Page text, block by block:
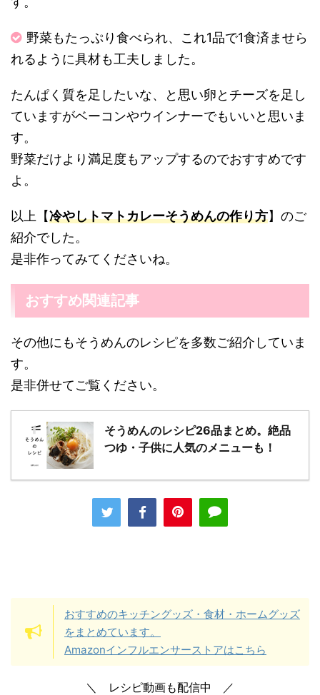
野菜もたっぷり食べられ、これ1品で1食済ませら
れるように具材も工夫しました。
たんぱく質を足したいな、と思い卵とチーズを足し
ていますがベーコンやウインナーでもいいと思いま
す。
野菜だけより満足度もアップするのでおすすめです
よ。
以上【冷やしトマトカレーそうめんの作り方】のご
紹介でした。
是非作ってみてくださいね。
おすすめ関連記事
その他にもそうめんのレシピを多数ご紹介していま
す。
是非併せてご覧ください。
そうめんのレシピ26品まとめ。絶品
つゆ・子供に人気のメニューも！
おすすめのキッチングッズ・食材・ホームグッズ
をまとめています。
Amazonインフルエンサーストアはこちら
＼ レシピ動画も配信中 ／